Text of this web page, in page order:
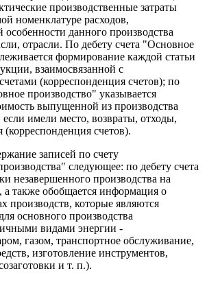
производственные затраты
номенклатуре расходов,
данного производства
отрасли. По дебету счета "Основное
формирование каждой статьи
взаимосвязанной с
(корреспонденция счетов); по
производство" указывается
выпущенной из производства
имели место, возвраты, отходы,
счетов).
записей по счету
следующее: по дебету счета
незавершенного производства на
а также обобщается информация о
производств, которые являются
основного производства
видами энергии -
газом, транспортное обслуживание,
изготовление инструментов,
и т. п.).